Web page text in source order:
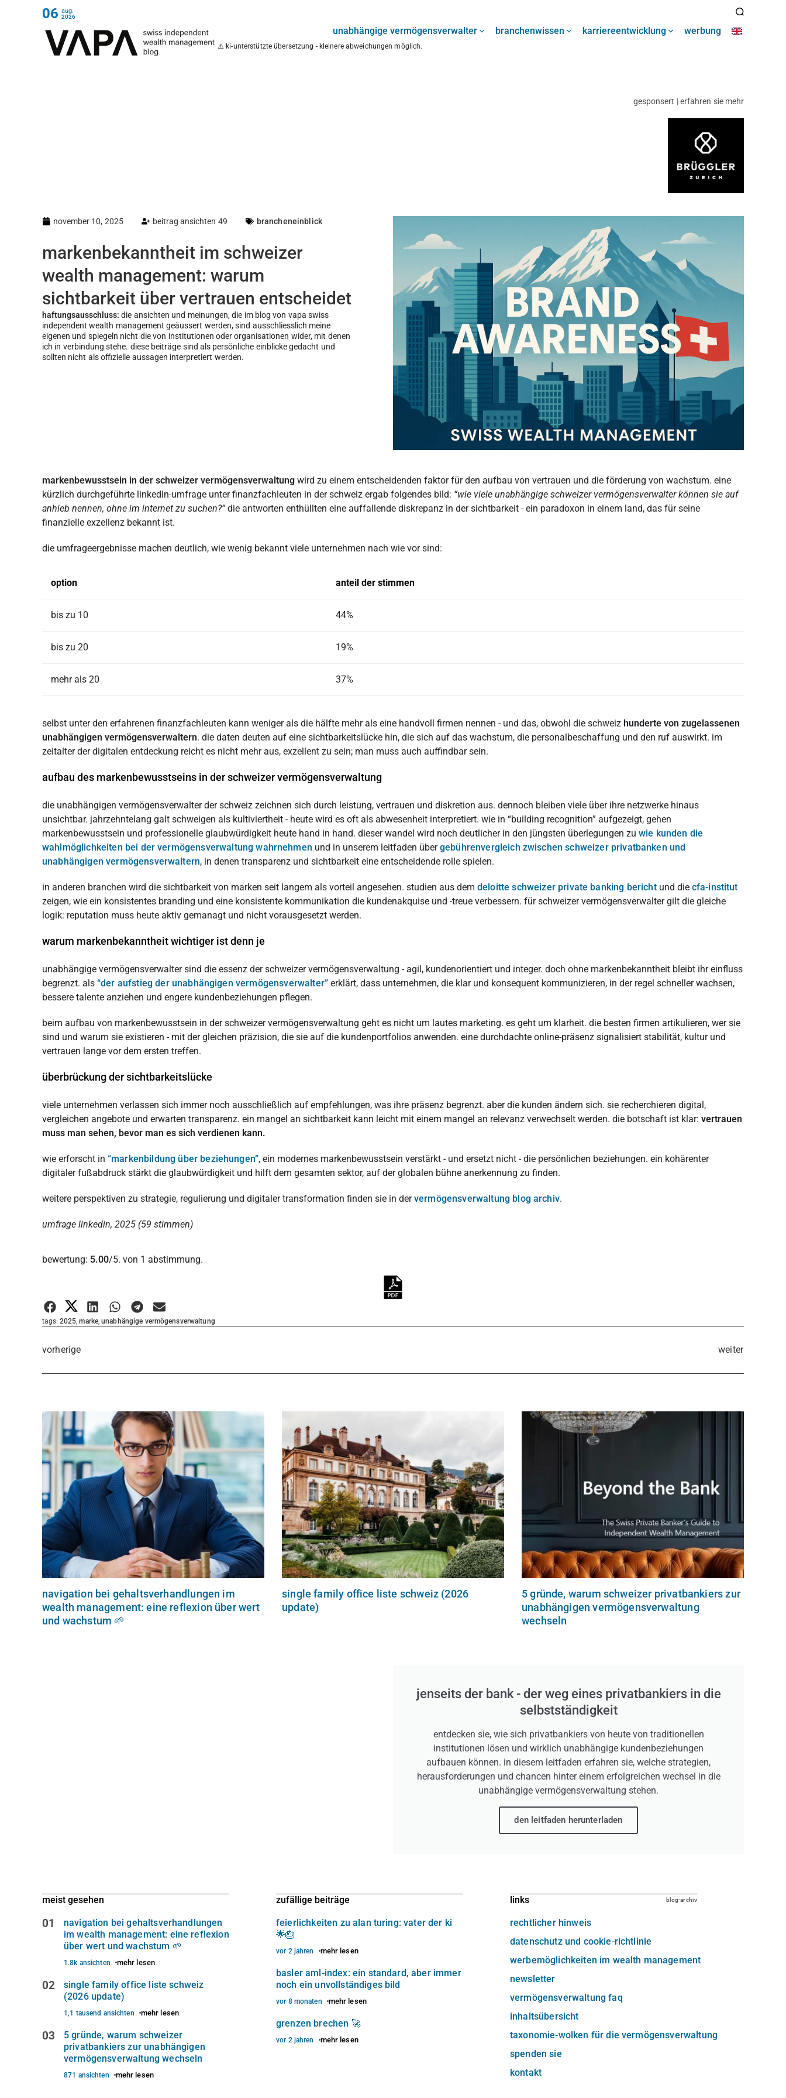
06 aug.
2026
unabhängige vermögensverwalter branchenwissen karriereentwicklung werbung
⚠️ ki-unterstützte übersetzung - kleinere abweichungen möglich.
gesponsert | erfahren sie mehr
november 10, 2025 beitrag ansichten 49 brancheneinblick
markenbekanntheit im schweizer
wealth management: warum
sichtbarkeit über vertrauen entscheidet
haftungsausschluss: die ansichten und meinungen, die im blog von vapa swiss
independent wealth management geäussert werden, sind ausschliesslich meine
eigenen und spiegeln nicht die von institutionen oder organisationen wider, mit denen
ich in verbindung stehe. diese beiträge sind als persönliche einblicke gedacht und
sollten nicht als offizielle aussagen interpretiert werden.
markenbewusstsein in der schweizer vermögensverwaltung wird zu einem entscheidenden faktor für den aufbau von vertrauen und die förderung von wachstum. eine
kürzlich durchgeführte linkedin-umfrage unter finanzfachleuten in der schweiz ergab folgendes bild: “wie viele unabhängige schweizer vermögensverwalter können sie auf
anhieb nennen, ohne im internet zu suchen?”die antworten enthüllten eine auffallende diskrepanz in der sichtbarkeit - ein paradoxon in einem land, das für seine
finanzielle exzellenz bekannt ist.
die umfrageergebnisse machen deutlich, wie wenig bekannt viele unternehmen nach wie vor sind:
option anteil der stimmen
bis zu 10 44%
bis zu 20 19%
mehr als 20 37%
selbst unter den erfahrenen finanzfachleuten kann weniger als die hälfte mehr als eine handvoll firmen nennen - und das, obwohl die schweiz hunderte von zugelassenen
unabhängigen vermögensverwaltern. die daten deuten auf eine sichtbarkeitslücke hin, die sich auf das wachstum, die personalbeschaffung und den ruf auswirkt. im
zeitalter der digitalen entdeckung reicht es nicht mehr aus, exzellent zu sein; man muss auch auffindbar sein.
aufbau des markenbewusstseins in der schweizer vermögensverwaltung
die unabhängigen vermögensverwalter der schweiz zeichnen sich durch leistung, vertrauen und diskretion aus. dennoch bleiben viele über ihre netzwerke hinaus
unsichtbar. jahrzehntelang galt schweigen als kultiviertheit - heute wird es oft als abwesenheit interpretiert. wie in “building recognition” aufgezeigt, gehen
markenbewusstsein und professionelle glaubwürdigkeit heute hand in hand. dieser wandel wird noch deutlicher in den jüngsten überlegungen zu wie kunden die
wahlmöglichkeiten bei der vermögensverwaltung wahrnehmen und in unserem leitfaden übergebührenvergleich zwischen schweizer privatbanken und
unabhängigen vermögensverwaltern, in denen transparenz und sichtbarkeit eine entscheidende rolle spielen.
in anderen branchen wird die sichtbarkeit von marken seit langem als vorteil angesehen. studien aus dem deloitte schweizer private banking berichtund die cfa-institut
zeigen, wie ein konsistentes branding und eine konsistente kommunikation die kundenakquise und -treue verbessern. für schweizer vermögensverwalter gilt die gleiche
logik: reputation muss heute aktiv gemanagt und nicht vorausgesetzt werden.
warum markenbekanntheit wichtiger ist denn je
unabhängige vermögensverwalter sind die essenz der schweizer vermögensverwaltung - agil, kundenorientiert und integer. doch ohne markenbekanntheit bleibt ihr einfluss
begrenzt. als “der aufstieg der unabhängigen vermögensverwalter” erklärt, dass unternehmen, die klar und konsequent kommunizieren, in der regel schneller wachsen,
bessere talente anziehen und engere kundenbeziehungen pflegen.
beim aufbau von markenbewusstsein in der schweizer vermögensverwaltung geht es nicht um lautes marketing. es geht um klarheit. die besten firmen artikulieren, wer sie
sind und warum sie existieren - mit der gleichen präzision, die sie auf die kundenportfolios anwenden. eine durchdachte online-präsenz signalisiert stabilität, kultur und
vertrauen lange vor dem ersten treffen.
überbrückung der sichtbarkeitslücke
viele unternehmen verlassen sich immer noch ausschließlich auf empfehlungen, was ihre präsenz begrenzt. aber die kunden ändern sich. sie recherchieren digital,
vergleichen angebote und erwarten transparenz. ein mangel an sichtbarkeit kann leicht mit einem mangel an relevanz verwechselt werden. die botschaft ist klar: vertrauen
muss man sehen, bevor man es sich verdienen kann.
wie erforscht in “markenbildung über beziehungen”, ein modernes markenbewusstsein verstärkt - und ersetzt nicht - die persönlichen beziehungen. ein kohärenter
digitaler fußabdruck stärkt die glaubwürdigkeit und hilft dem gesamten sektor, auf der globalen bühne anerkennung zu finden.
weitere perspektiven zu strategie, regulierung und digitaler transformation finden sie in dervermögensverwaltung blog archiv.
umfrage linkedin, 2025 (59 stimmen)
Bewertung abgeben
bewertung: 5.00/5. von 1 abstimmung.
tags: 2025,marke,unabhängige vermögensverwaltung
vorherige weiter
navigation bei gehaltsverhandlungen im
wealth management: eine reflexion über wert
und wachstum 🌱
single family office liste schweiz (2026
update)
5 gründe, warum schweizer privatbankiers zur
unabhängigen vermögensverwaltung
wechseln
jenseits der bank - der weg eines privatbankiers in die
selbstständigkeit
entdecken sie, wie sich privatbankiers von heute von traditionellen
institutionen lösen und wirklich unabhängige kundenbeziehungen
aufbauen können. in diesem leitfaden erfahren sie, welche strategien,
herausforderungen und chancen hinter einem erfolgreichen wechsel in die
unabhängige vermögensverwaltung stehen.
den leitfaden herunterladen
meist gesehen
01
navigation bei gehaltsverhandlungen
im wealth management: eine reflexion
über wert und wachstum 🌱
1.8k ansichten mehr lesen
02
single family office liste schweiz
(2026 update)
1,1 tausend ansichten mehr lesen
03
5 gründe, warum schweizer
privatbankiers zur unabhängigen
vermögensverwaltung wechseln
871 ansichten mehr lesen
zufällige beiträge
feierlichkeiten zu alan turing: vater der ki
🌟🎂
vor 2 jahren mehr lesen
basler aml-index: ein standard, aber immer
noch ein unvollständiges bild
vor 8 monaten mehr lesen
grenzen brechen 🚀
vor 2 jahren mehr lesen
links blog-archiv
rechtlicher hinweis
datenschutz und cookie-richtlinie
werbemöglichkeiten im wealth management
newsletter
vermögensverwaltung faq
inhaltsübersicht
taxonomie-wolken für die vermögensverwaltung
spenden sie
kontakt